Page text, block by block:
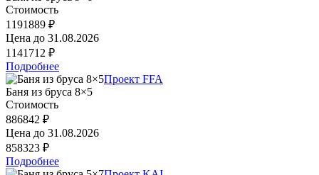
Стоимость
1191889 ₽
Цена до 31.08.2026
1141712 ₽
Подробнее
Проект FFA
Баня из бруса 8×5
Стоимость
886842 ₽
Цена до 31.08.2026
858323 ₽
Подробнее